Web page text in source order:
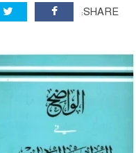
SHARE: